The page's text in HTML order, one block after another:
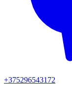
+375296543172